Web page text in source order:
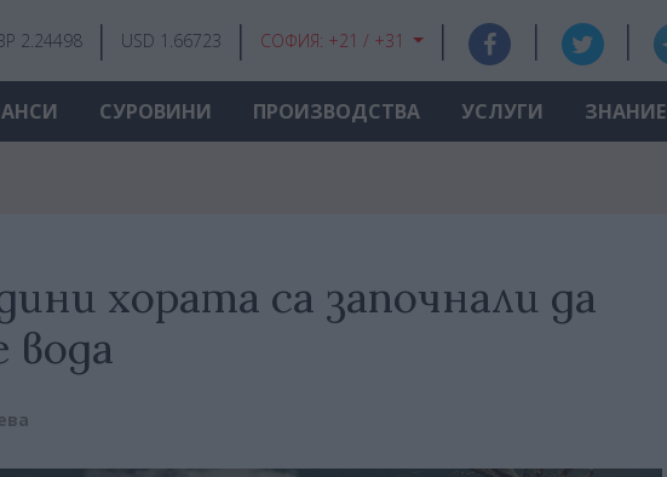
2.24498 USD 1.66723 СОФИЯ: +21 / +31
СУРОВИНИ ПРОИЗВОДСТВА УСЛУГИ ЗНАНИЕ
хората са започнали да
вода